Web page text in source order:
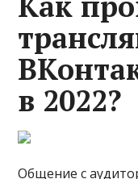
в 2022?
Общение с